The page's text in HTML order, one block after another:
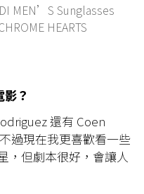
MEN’S Sunglasses
HEARTS
？
還有 Coen
過現在我更喜歡看一些
，但劇本很好，會讓人